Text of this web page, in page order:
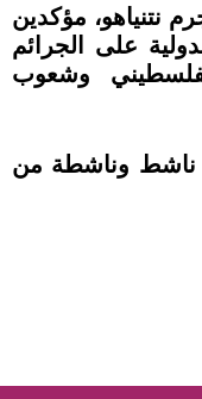
نتنياهو، مؤكدين
على الجرائم
وشعوب
في الفعالية اكثر من ٢٠٠ ناشط وناشطة من